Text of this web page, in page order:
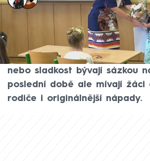
27. čvn 2024, 14:49
Už v pátek dostanou školáci
tento den také většina z nich
učiteli nebo paní učitelce
nebo sladkost bývají sázkou
poslední době ale mívají žáci
rodiče i originálnější nápady.